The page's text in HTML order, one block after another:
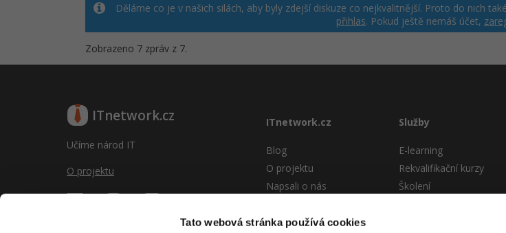
Tato webová stránka používá cookies
Děláme co je v našich silách, aby byly zdejší diskuze co nejkvalitnější. Proto do nich
přihlas. Pokud ještě nemáš účet,
Zobrazeno 7 zpráv z 7.
ITnetwork.cz
Učíme národ IT
O projektu
ITnetwork.cz
Blog
O projektu
Napsali o nás
Vývoj systému
Služby
E-learning
Rekvalifikační kurzy
Školení